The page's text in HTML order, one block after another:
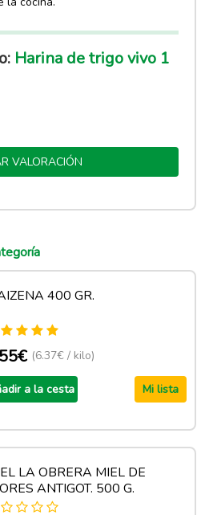
Harina de trigo vivo 1
VALORACIÓN
400 GR.
(6.37€ / kilo)
a la cesta Mi lista
LA OBRERA MIEL DE
ANTIGOT. 500 G.